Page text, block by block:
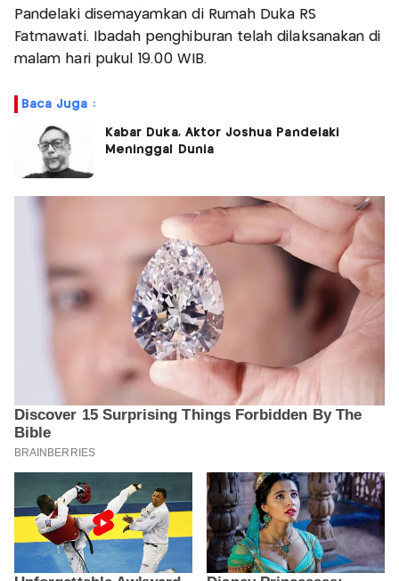
Pandelaki disemayamkan di Rumah Duka RS
Fatmawati. Ibadah penghiburan telah dilaksanakan di
malam hari pukul 19.00 WIB.
Baca Juga :
Kabar Duka, Aktor Joshua Pandelaki
Meninggal Dunia